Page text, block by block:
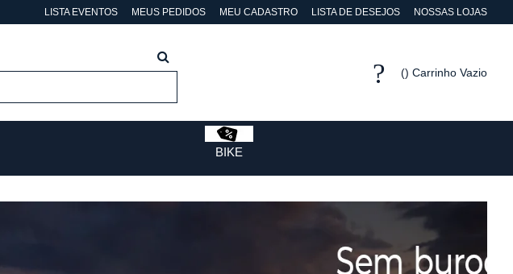
LISTA EVENTOS MEUS PEDIDOS MEU CADASTRO LISTA DE DESEJOS NOSSAS LOJAS
Carrinho Vazio
BIKE